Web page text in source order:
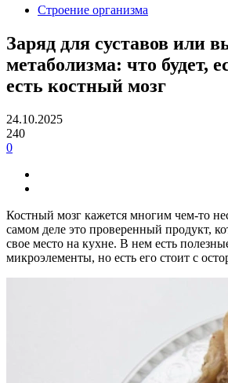
Строение организма
Заряд для суставов или
метаболизма: что будет,
есть костный мозг
24.10.2025
240
0
Костный мозг кажется многим чем-то
самом деле это проверенный продукт,
свое место на кухне. В нем есть
микроэлементы, но есть его стоит с